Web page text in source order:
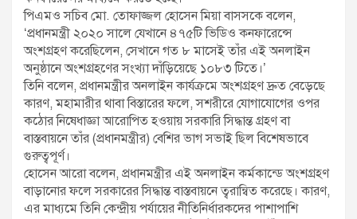
পিএমও সচিব মো. তোফাজ্জল হোসেন মিয়া বাসসকে বলেন,
‘প্রধানমন্ত্রী ২০২০ সালে যেখানে ৪৭৫টি ভিডিও কনফারেন্সে
অংশগ্রহণ করেছিলেন, সেখানে গত ৮ মাসেই তাঁর এই অনলাইন
অনুষ্ঠানে অংশগ্রহণের সংখ্যা দাঁড়িয়েছে ১০৮৩ টিতে।’
তিনি বলেন, প্রধানমন্ত্রীর অনলাইন কার্যক্রমে অংশগ্রহণ দ্রুত বেড়েছে
কারণ, মহামারীর থাবা বিস্তারের ফলে, সশরীরে যোগাযোগের ওপর
কঠোর নিষেধাজ্ঞা আরোপিত হওয়ায় সরকারি সিদ্ধান্ত গ্রহণ বা
বাস্তবায়নে তাঁর (প্রধানমন্ত্রীর) বেশির ভাগ সভাই ছিল বিশেষভাবে
গুরুত্বপূর্ণ।
হোসেন আরো বলেন, প্রধানমন্ত্রীর এই অনলাইন কর্মকান্ডে অংশগ্রহণ
বাড়ানোর ফলে সরকারের সিদ্ধান্ত বাস্তবায়নে ত্বরান্বিত করেছে। কারণ,
এর মাধ্যমে তিনি কেন্দ্রীয় পর্যায়ের নীতিনির্ধারকদের পাশাপাশি